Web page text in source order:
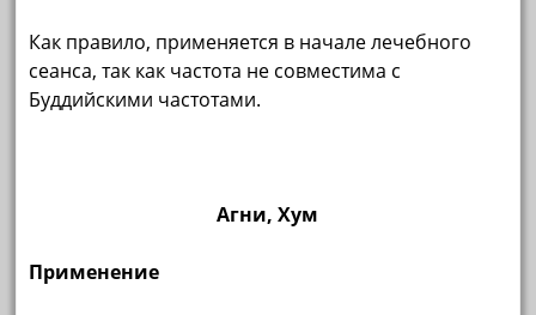
Как правило, применяется в начале лечебного
сеанса, так как частота не совместима с
Буддийскими частотами.
Агни, Хум
Применение